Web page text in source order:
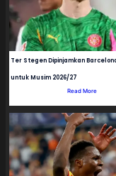
Ter Stegen Dipinjamkan
untuk Musim 2026/27
Read More